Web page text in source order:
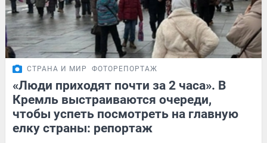
СТРАНА И МИР ФОТОРЕПОРТАЖ
«Люди приходят почти за 2 часа». В
Кремль выстраиваются очереди,
чтобы успеть посмотреть на главную
елку страны: репортаж